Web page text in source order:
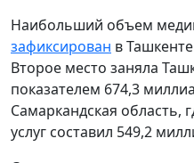
Наибольший объем
зафиксирован в
Второе место заняла
показателем 674,3
Самаркандская область,
услуг составил 549,2